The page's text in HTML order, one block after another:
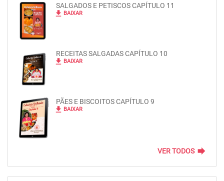
SALGADOS E PETISCOS CAPÍTULO 11
file_download BAIXAR
RECEITAS SALGADAS CAPÍTULO 10
file_download BAIXAR
PÃES E BISCOITOS CAPÍTULO 9
file_download BAIXAR
VER TODOS forward